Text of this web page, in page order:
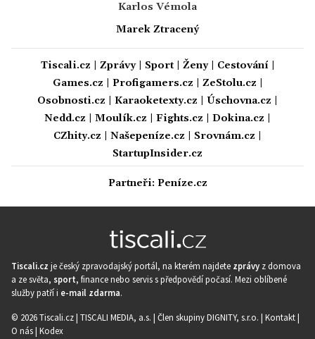
Karlos Vémola
Marek Ztracený
Tiscali.cz Zprávy| Sport| Ženy| Cestování|
Games.cz
Profigamers.cz ZeStolu.cz
Osobnosti.cz
Karaoketexty.cz Úschovna.cz
Nedd.cz
Moulík.cz Fights.cz Dokina.cz
CZhity.cz
Našepeníze.cz Srovnám.cz
StartupInsider.cz
Partneři: Peníze.cz
Tiscali.cz je český zpravodajský portál, na kterém najdete zprávy z domova
a ze světa, sport, finance nebo servis s předpovědí počasí. Mezi oblíbené
služby patří i e-mail zdarma.
© 2026 Tiscali.cz | TISCALI MEDIA, a.s. | Člen skupiny DIGNITY, s.r.o. | Kontakt|
O nás| Kodex